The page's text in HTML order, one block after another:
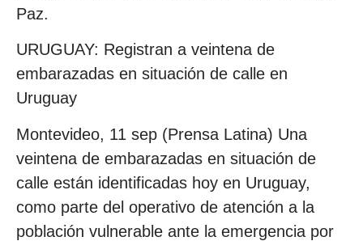
Paz.
URUGUAY: Registran a veintena de
embarazadas en situación de calle en
Uruguay
Montevideo, 11 sep (Prensa Latina) Una
veintena de embarazadas en situación de
calle están identificadas hoy en Uruguay,
como parte del operativo de atención a la
población vulnerable ante la emergencia por